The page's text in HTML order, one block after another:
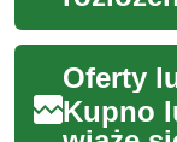
ułatwia
Kupno